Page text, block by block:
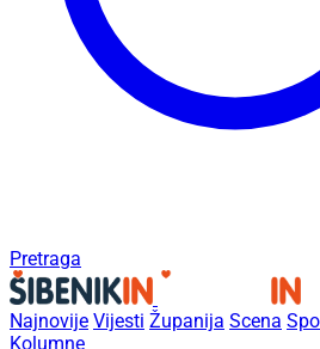
Pretraga
Najnovije Vijesti Županija Scena
Kolumne